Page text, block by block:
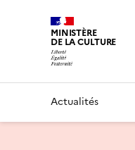
MINISTÈRE
DE LA CULTURE
Actualités